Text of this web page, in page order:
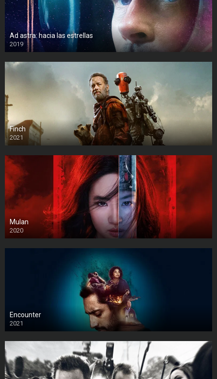
Ad astra: hacia las estrellas
2019
Finch
2021
Mulan
2020
Encounter
2021